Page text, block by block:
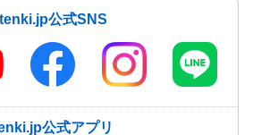
tenki.jp公式SNS
公式アプリ